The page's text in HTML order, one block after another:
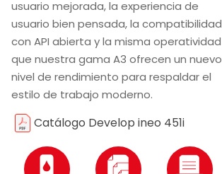
usuario mejorada, la experiencia de
usuario bien pensada, la compatibilidad
con API abierta y la misma operatividad
que nuestra gama A3 ofrecen un nuevo
nivel de rendimiento para respaldar el
estilo de trabajo moderno.
Catálogo Develop ineo 451i